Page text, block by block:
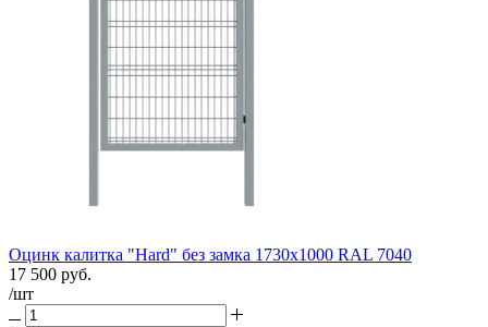
Оцинк калитка "Hard" без замка 1730х1000 RAL 7040
17 500 руб.
/шт